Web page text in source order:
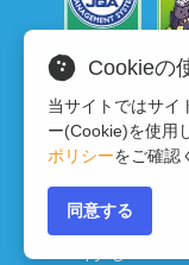
Cookieの
当サイトではサイ
ー(Cookie)を使用
ポリシーをご確認
同意する